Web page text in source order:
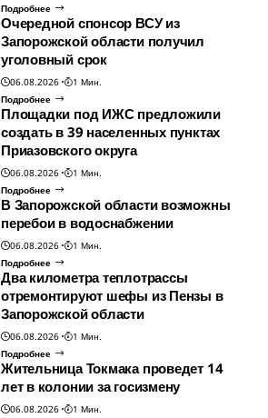
Подробнее
Очередной спонсор ВСУ из
Запорожской области получил
уголовный срок
06.08.2026
1 Мин.
Подробнее
Площадки под ИЖС предложили
создать в 39 населенных пунктах
Приазовского округа
06.08.2026
1 Мин.
Подробнее
В Запорожской области возможны
перебои в водоснабжении
06.08.2026
1 Мин.
Подробнее
Два километра теплотрассы
отремонтируют шефы из Пензы в
Запорожской области
06.08.2026
1 Мин.
Подробнее
Жительница Токмака проведет 14
лет в колонии за госизмену
06.08.2026
1 Мин.